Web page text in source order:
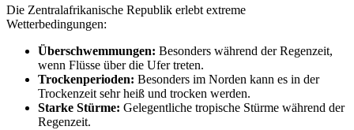
Die Zentralafrikanische Republik erlebt extreme
Wetterbedingungen:
Überschwemmungen: Besonders während der Regenzeit,
wenn Flüsse über die Ufer treten.
Trockenperioden: Besonders im Norden kann es in der
Trockenzeit sehr heiß und trocken werden.
Starke Stürme: Gelegentliche tropische Stürme während der
Regenzeit.